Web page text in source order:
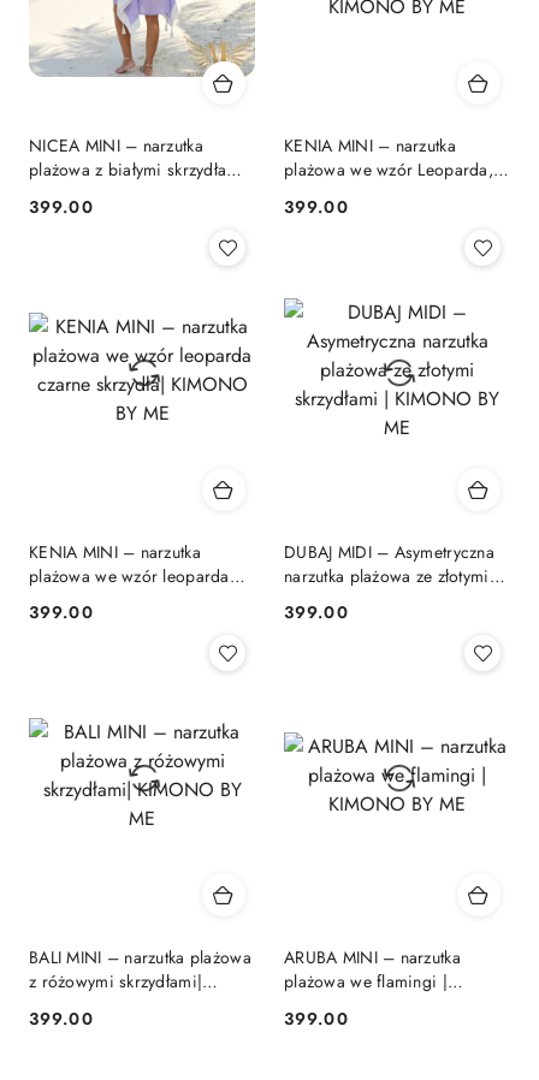
NICEA MINI – narzutka
plażowa z białymi skrzydłami
Cena:
399.00
KENIA MINI – narzutka
plażowa we wzór Leoparda,
Cena:
399.00
KENIA MINI – narzutka
plażowa we wzór leoparda
ME
Cena:
399.00
DUBAJ MIDI – Asymetryczna
narzutka plażowa ze złotymi
Cena:
399.00
BALI MINI – narzutka plażowa
z różowymi skrzydłami|
Cena:
399.00
ARUBA MINI – narzutka
plażowa we flamingi |
Cena:
399.00